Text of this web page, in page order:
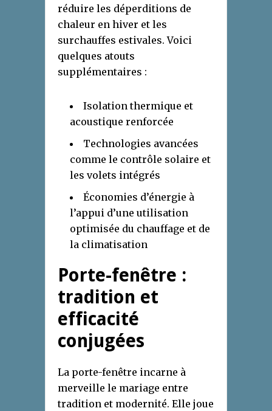
réduire les déperditions de
chaleur en hiver et les
surchauffes estivales. Voici
quelques atouts
supplémentaires :
Isolation thermique et
acoustique renforcée
Technologies avancées
comme le contrôle solaire et
les volets intégrés
Économies d’énergie à
l’appui d’une utilisation
optimisée du chauffage et de
la climatisation
Porte-fenêtre :
tradition et
efficacité
conjugées
La porte-fenêtre incarne à
merveille le mariage entre
tradition et modernité. Elle joue